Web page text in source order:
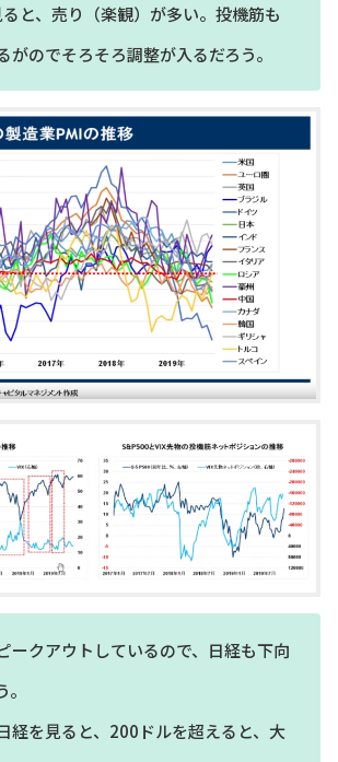
ると、売り（楽観）が多い。投機筋も
がのでそろそろ調整が入るだろう。
ークアウトしているので、日経も下向
経を見ると、200ドルを超えると、大